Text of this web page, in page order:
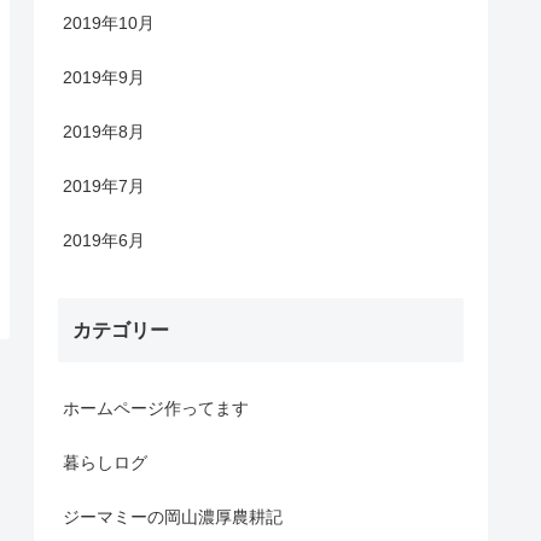
2019年10月
2019年9月
2019年8月
2019年7月
2019年6月
カテゴリー
ホームページ作ってます
暮らしログ
ジーマミーの岡山濃厚農耕記